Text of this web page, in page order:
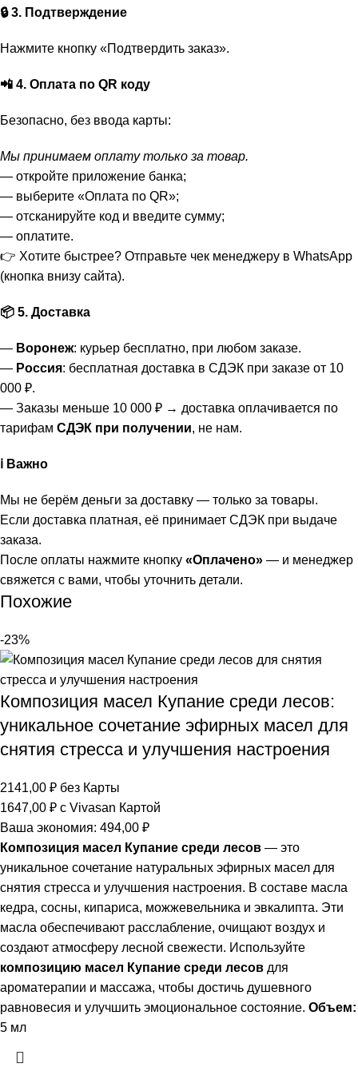
🔒 3. Подтверждение
Нажмите кнопку «Подтвердить заказ».
📲 4. Оплата по QR коду
Безопасно, без ввода карты:
Мы принимаем оплату только за товар.
— откройте приложение банка;
— выберите «Оплата по QR»;
— отсканируйте код и введите сумму;
— оплатите.
👉 Хотите быстрее? Отправьте чек менеджеру в WhatsApp
(кнопка внизу сайта).
📦 5. Доставка
— Воронеж: курьер бесплатно, при любом заказе.
— Россия: бесплатная доставка в СДЭК при заказе от 10
000 ₽.
— Заказы меньше 10 000 ₽ → доставка оплачивается по
тарифам СДЭК при получении, не нам.
ℹ️ Важно
Мы не берём деньги за доставку — только за товары.
Если доставка платная, её принимает СДЭК при выдаче
заказа.
После оплаты нажмите кнопку «Оплачено» — и менеджер
свяжется с вами, чтобы уточнить детали.
Похожие
-23%
Композиция масел Купание среди лесов:
уникальное сочетание эфирных масел для
снятия стресса и улучшения настроения
2141,00 ₽ без Карты
1647,00 ₽ с Vivasan Картой
Ваша экономия: 494,00 ₽
Композиция масел Купание среди лесов — это
уникальное сочетание натуральных эфирных масел для
снятия стресса и улучшения настроения. В составе масла
кедра, сосны, кипариса, можжевельника и эвкалипта. Эти
масла обеспечивают расслабление, очищают воздух и
создают атмосферу лесной свежести. Используйте
композицию масел Купание среди лесов для
ароматерапии и массажа, чтобы достичь душевного
равновесия и улучшить эмоциональное состояние. Объем:
5 мл